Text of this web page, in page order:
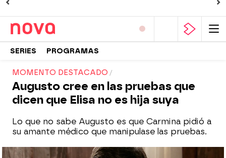
SERIES PROGRAMAS
MOMENTO DESTACADO
Augusto cree en las pruebas que
dicen que Elisa no es hija suya
Lo que no sabe Augusto es que Carmina pidió a
su amante médico que manipulase las pruebas.